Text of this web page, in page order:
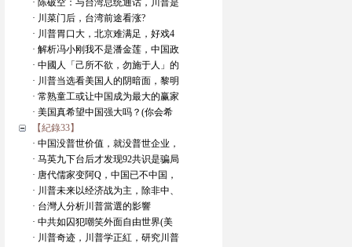
· 陈破空：与台湾总统通话，川普是
· 川菜门后，台湾前途看涨?
· 川普胃口大，北京难满足，好戏4
· 解析冯小刚我不是潘金莲，中国政
· 中國人「己所不欲，勿施于人」的
· 川普当选看美国人的阴暗面，黎明
· 常熟童工或让中国成为最大的赢家
· 美国真希望中国强大吗？(你会希
【紀錄33】
· 中国没普世价值，就没普世企业，
· 马英九下台后才发现92共识是骗局
· 唐代儒家变阿Q，中国已不中国，
· 川普未来以经济战为主，除非中、
· 台灣人分析川普當選的影響
· 中共如囚犯嘲笑外面自由世界(美
· 川普奇迹，川普学正紅，研究川普